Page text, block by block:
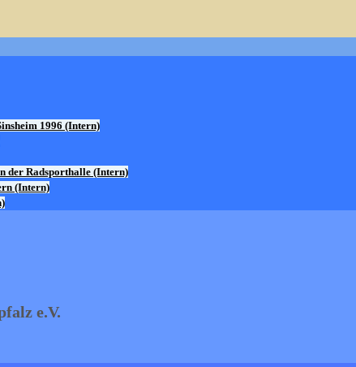
1996 (Intern)
der Radsporthalle (Intern)
(Intern)
e.V.